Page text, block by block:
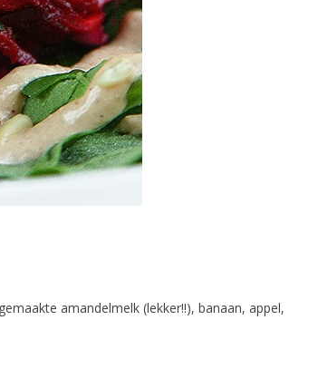
amandelmelk (lekker!!), banaan, appel,